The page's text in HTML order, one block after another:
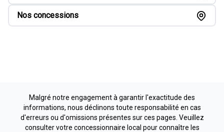
Nos concessions
Malgré notre engagement à garantir l'exactitude des
informations, nous déclinons toute responsabilité en cas
d'erreurs ou d'omissions présentes sur ces pages. Veuillez
consulter votre concessionnaire local pour connaître les